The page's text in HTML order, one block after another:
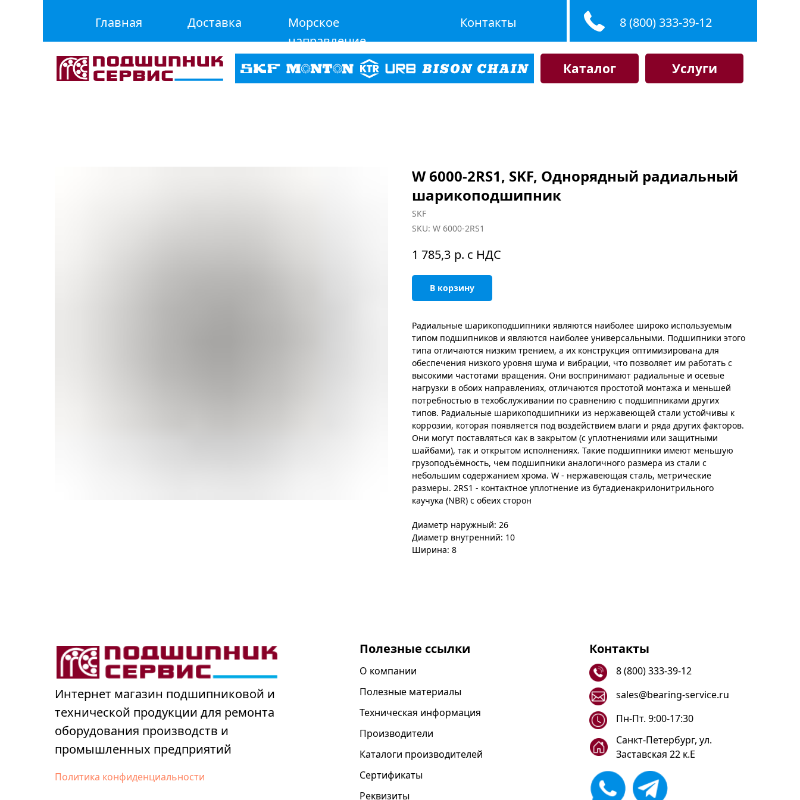
Главная Доставка
Морское
направление
Контакты 8 (800) 333-39-12
Каталог Услуги
W 6000-2RS1, SKF, Однорядный радиальный
шарикоподшипник
SKF
SKU: W 6000-2RS1
1 785,3 р. с НДС
В корзину
Радиальные шарикоподшипники являются наиболее широко используемым
типом подшипников и являются наиболее универсальными. Подшипники этого
типа отличаются низким трением, а их конструкция оптимизирована для
обеспечения низкого уровня шума и вибрации, что позволяет им работать с
высокими частотами вращения. Они воспринимают радиальные и осевые
нагрузки в обоих направлениях, отличаются простотой монтажа и меньшей
потребностью в техобслуживании по сравнению с подшипниками других
типов. Радиальные шарикоподшипники из нержавеющей стали устойчивы к
коррозии, которая появляется под воздействием влаги и ряда других факторов.
Они могут поставляться как в закрытом (с уплотнениями или защитными
шайбами), так и открытом исполнениях. Такие подшипники имеют меньшую
грузоподъёмность, чем подшипники аналогичного размера из стали с
небольшим содержанием хрома. W - нержавеющая сталь, метрические
размеры. 2RS1 - контактное уплотнение из бутадиенакрилонитрильного
каучука (NBR) с обеих сторон
Диаметр наружный: 26
Диаметр внутренний: 10
Ширина: 8
Интернет магазин подшипниковой и
технической продукции для ремонта
оборудования производств и
промышленных предприятий
Полезные ссылки
О компании
Полезные материалы
Техническая информация
Производители
Каталоги производителей
Сертификаты
Реквизиты
Контакты
8 (800) 333-39-12
sales@bearing-service.ru
Санкт-Петербург, ул.
Заставская 22 к.Е
Пн-Пт. 9:00-17:30
Политика конфиденциальности